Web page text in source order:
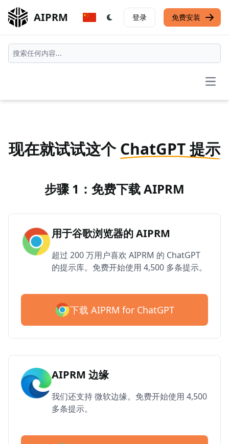
AIPRM 登录 免费安装
现在就试试这个ChatGPT 提示
步骤 1：免费下载 AIPRM
用于谷歌浏览器的 AIPRM
超过 200 万用户喜欢 AIPRM 的 ChatGPT
的提示库。免费开始使用 4,500 多条提示。
下载 AIPRM for ChatGPT
AIPRM 边缘
我们还支持 微软边缘。免费开始使用 4,500
多条提示。